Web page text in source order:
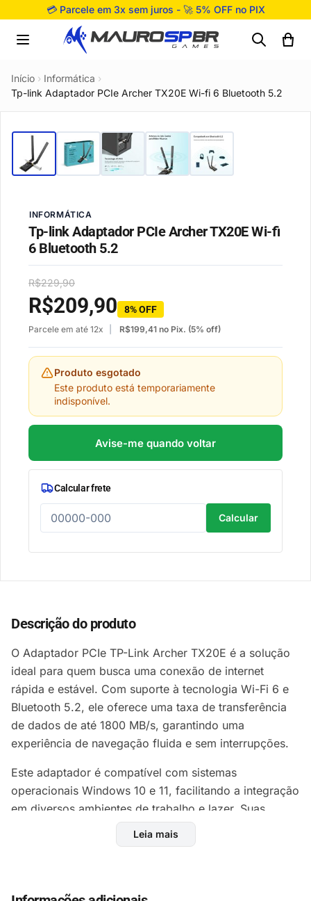
Pular para o conteúdo
💳 Parcele em 3x sem juros - 🚀 5% OFF no PIX
Início › Informática ›
Tp-link Adaptador PCIe Archer TX20E Wi-fi 6 Bluetooth 5.2
INFORMÁTICA
Tp-link Adaptador PCIe Archer TX20E Wi-fi
6 Bluetooth 5.2
R$229,90
R$209,90 8% OFF
Parcele em até 12x R$199,41 no Pix. (5% off)
Produto esgotado
Este produto está temporariamente
indisponível.
Avise-me quando voltar
Calcular frete
Calcular
Descrição do produto
O Adaptador PCIe TP-Link Archer TX20E é a solução
ideal para quem busca uma conexão de internet
rápida e estável. Com suporte à tecnologia Wi-Fi 6 e
Bluetooth 5.2, ele oferece uma taxa de transferência
de dados de até 1800 MB/s, garantindo uma
experiência de navegação fluida e sem interrupções.
Este adaptador é compatível com sistemas
operacionais Windows 10 e 11, facilitando a integração
em diversos ambientes de trabalho e lazer. Suas
antenas externas otimizam o sinal, permitindo uma
cobertura mais ampla e eficiente, tanto em frequências
Com um design compacto, o Archer TX20E possui
Leia mais